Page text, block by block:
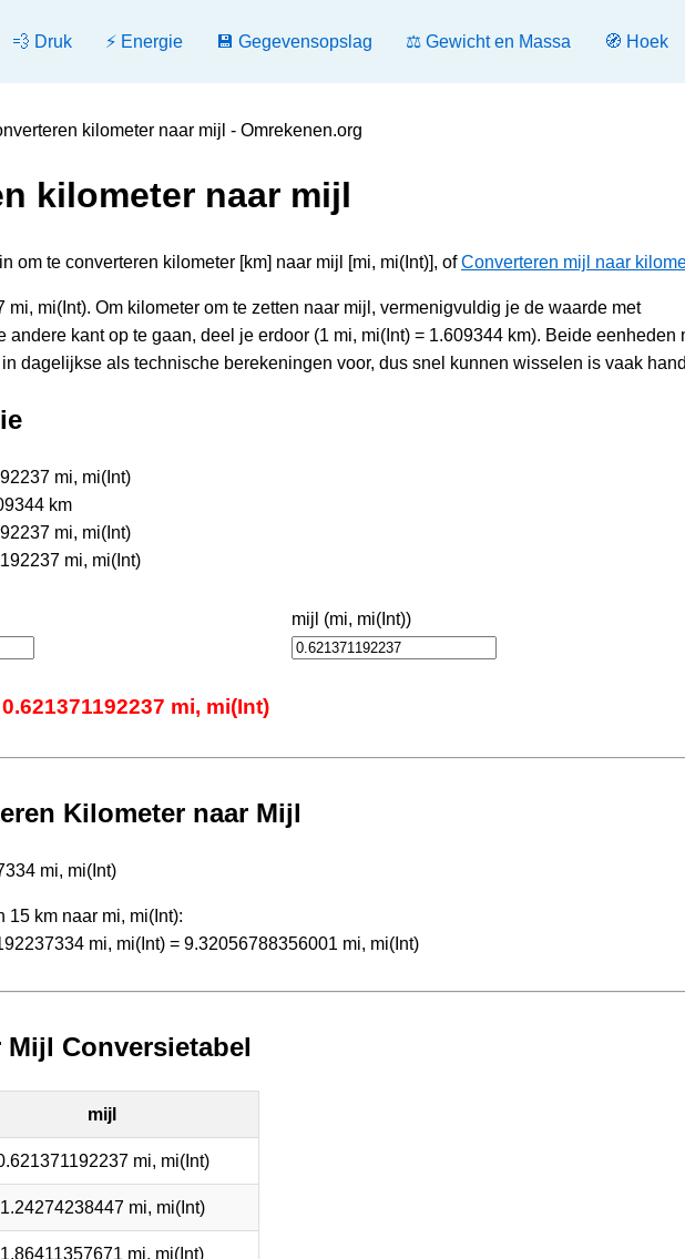
💨 Druk ⚡ Energie 💾 Gegevensopslag ⚖️ Gewicht en Massa 🧭 Hoek
kilometer naar mijl - Omrekenen.org
kilometer naar mijl
om te converteren kilometer [km] naar mijl [mi, mi(Int)], ofConverteren mijl naar
mi, mi(Int). Om kilometer om te zetten naar mijl, vermenigvuldig je de waarde met
andere kant op te gaan, deel je erdoor (1 mi, mi(Int) = 1.609344 km). Beide eenheden
dagelijkse als technische berekeningen voor, dus snel kunnen wisselen is vaak
mi, mi(Int)
km
mi, mi(Int)
mi, mi(Int)
mijl (mi, mi(Int))
mi, mi(Int)
Kilometer naar Mijl
mi, mi(Int)
15 km naar mi, mi(Int):
mi, mi(Int) = 9.32056788356001 mi, mi(Int)
Conversietabel
mijl
mi, mi(Int)
1.24274238447 mi, mi(Int)
1.86411357671 mi, mi(Int)